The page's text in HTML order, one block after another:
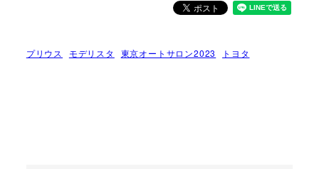
プリウス モデリスタ 東京オートサロン2023 トヨタ